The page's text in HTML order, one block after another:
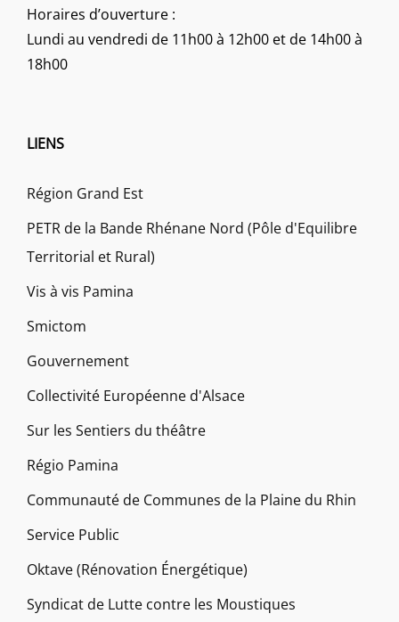
Horaires d’ouverture :
Lundi au vendredi de 11h00 à 12h00 et de 14h00 à
18h00
LIENS
Région Grand Est
PETR de la Bande Rhénane Nord (Pôle d'Equilibre
Territorial et Rural)
Vis à vis Pamina
Smictom
Gouvernement
Collectivité Européenne d'Alsace
Sur les Sentiers du théâtre
Régio Pamina
Communauté de Communes de la Plaine du Rhin
Service Public
Oktave (Rénovation Énergétique)
Syndicat de Lutte contre les Moustiques